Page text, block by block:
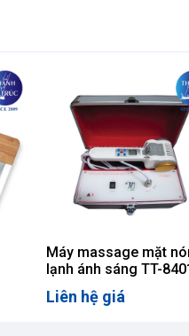
Máy massage mặt
lạnh ánh sáng TT-
Liên hệ giá